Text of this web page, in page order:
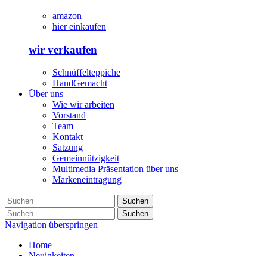
amazon
hier einkaufen
wir verkaufen
Schnüffelteppiche
HandGemacht
Über uns
Wie wir arbeiten
Vorstand
Team
Kontakt
Satzung
Gemeinnützigkeit
Multimedia Präsentation über uns
Markeneintragung
Suchen
Suchen
Navigation überspringen
Home